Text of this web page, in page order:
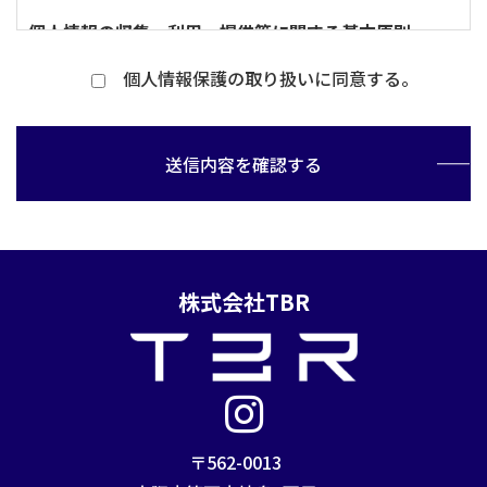
個人情報の収集、利用、提供等に関する基本原則
により、本人の同意を得た上で行います。
2.収集にあたっては、利用目的を明確にし、その目的の
ために必要な範囲内にとどめます。
ある場合以外には収集しません。
る場合や外部へ委託する場合は、個人情報に関する秘
密の保持、再委託に関する事項、事故時の責任分担、
契約終了時の個人情報の返却および消去等について定
5.個人情報は、本人の同意を得た範囲内で利用、提供
個人情報保護の取り扱いに同意する。
送信内容を確認する
株式会社TBR
〒562-0013